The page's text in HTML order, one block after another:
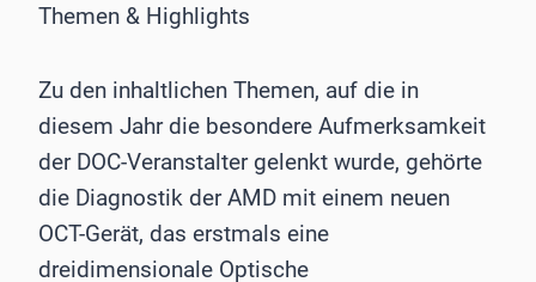
Themen & Highlights
Zu den inhaltlichen Themen, auf die in
diesem Jahr die besondere Aufmerksamkeit
der DOC-Veranstalter gelenkt wurde, gehörte
die Diagnostik der AMD mit einem neuen
OCT-Gerät, das erstmals eine
dreidimensionale Optische